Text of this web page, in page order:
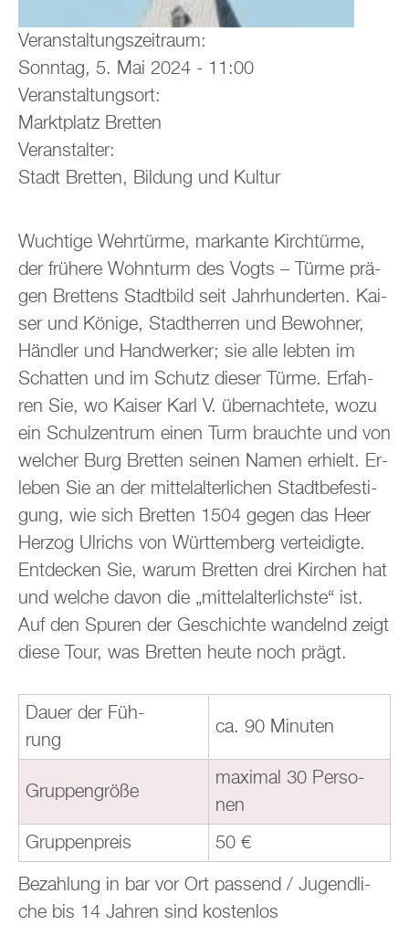
Ver­an­stal­tungs­zeit­raum:
Sonn­tag, 5. Mai 2024 - 11:00
Ver­an­stal­tungs­ort:
Markt­platz Brett­en
Ver­an­stal­ter:
Stadt Brett­en, Bil­dung und Kul­tur
Wuch­ti­ge Wehr­tür­me, mar­kan­te Kirch­tür­me,
der frü­he­re Wohn­turm des Vogts – Türme prä­
gen Brettens Stadt­bild seit Jahr­hun­der­ten. Kai­
ser und Kö­ni­ge, Stadt­her­ren und Be­woh­ner,
Händ­ler und Hand­wer­ker; sie alle leb­ten im
Schat­ten und im Schutz die­ser Türme. Er­fah­
ren Sie, wo Kai­ser Karl V. über­nach­te­te, wozu
ein Schul­zen­trum einen Turm brauch­te und von
wel­cher Burg Brett­en sei­nen Namen er­hielt. Er­
le­ben Sie an der mit­tel­al­ter­li­chen Stadt­be­fes­ti­
gung, wie sich Brett­en 1504 gegen das Heer
Her­zog Ul­richs von Würt­tem­berg ver­tei­dig­te.
Ent­de­cken Sie, warum Brett­en drei Kir­chen hat
und wel­che davon die „mit­tel­al­ter­lichs­te“ ist.
Auf den Spu­ren der Ge­schich­te wan­delnd zeigt
diese Tour, was Brett­en heute noch prägt.
Dauer der Füh­
rung
ca. 90 Mi­nu­ten
Grup­pen­grö­ße
ma­xi­mal 30 Per­so­
nen
Grup­pen­preis 50 €
Be­zah­lung in bar vor Ort pas­send / Ju­gend­li­
che bis 14 Jah­ren sind kos­ten­los